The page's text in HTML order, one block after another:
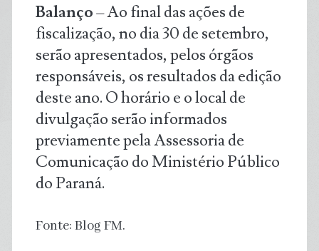
Balanço– Ao final das ações de
fiscalização, no dia 30 de setembro,
serão apresentados, pelos órgãos
responsáveis, os resultados da edição
deste ano. O horário e o local de
divulgação serão informados
previamente pela Assessoria de
Comunicação do Ministério Público
do Paraná.
Fonte: Blog FM.